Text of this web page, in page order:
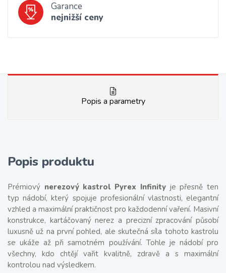
Garance
nejnižší ceny
Popis a parametry
Popis produktu
Prémiový nerezový kastrol Pyrex Infinityje přesně ten
typ nádobí, který spojuje profesionální vlastnosti, elegantní
vzhled a maximální praktičnost pro každodenní vaření. Masivní
konstrukce, kartáčovaný nerez a precizní zpracování působí
luxusně už na první pohled, ale skutečná síla tohoto kastrolu
se ukáže až při samotném používání. Tohle je nádobí pro
všechny, kdo chtějí vařit kvalitně, zdravě a s maximální
kontrolou nad výsledkem.